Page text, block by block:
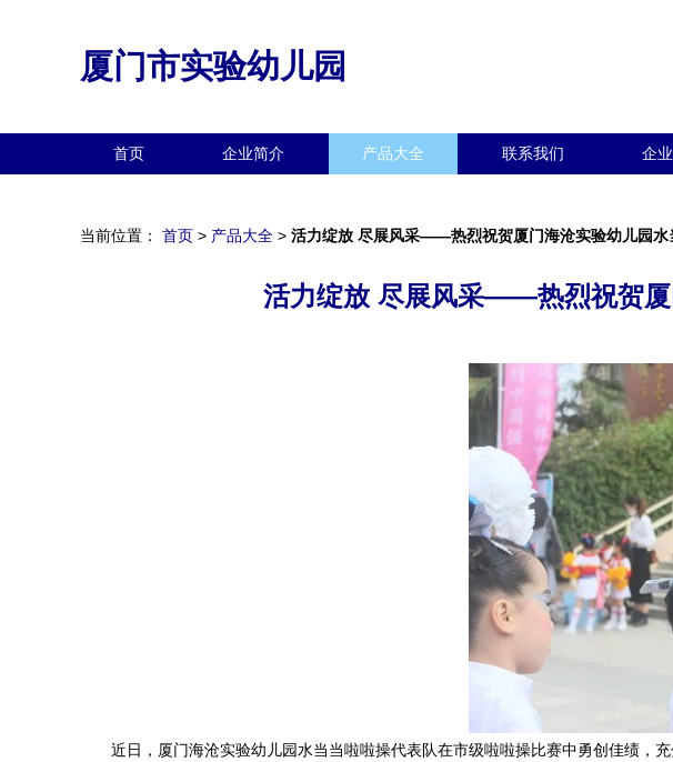
厦门市实验幼儿园
首页 企业简介 产品大全 联系我们 企
当前位置： 首页 > 产品大全 > 活力绽放 尽展风采——热烈祝贺厦门海沧实验幼儿园水
活力绽放 尽展风采——热烈祝贺厦
近日，厦门海沧实验幼儿园水当当啦啦操代表队在市级啦啦操比赛中勇创佳绩，